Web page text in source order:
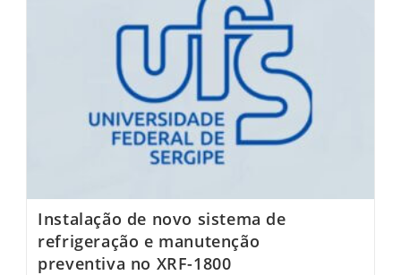
Instalação de novo sistema de
refrigeração e manutenção
preventiva no XRF-1800